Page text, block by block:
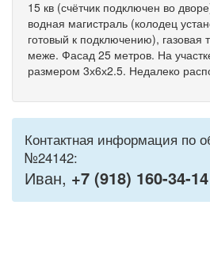
15 кв (счётчик подключен во
водная магистраль (колодец
готовый к подключению), газовая
меже. Фасад 25 метров. На
размером 3х6х2.5. Недалеко
Контактная информация по
№24142:
Иван, +7 (918) 160-34-14